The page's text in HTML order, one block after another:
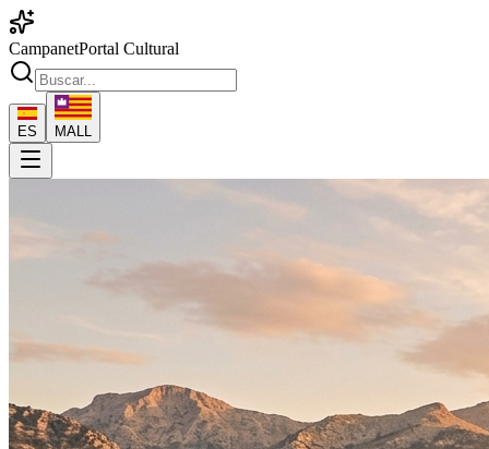
CampanetPortal Cultural
ES MALL